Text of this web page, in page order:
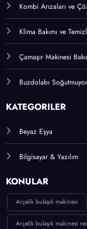
Kombi Arızaları ve
Klima Bakımı ve
Çamaşır Makinesi
Buzdolabı
KATEGORİLER
Beyaz Eşya
Bilgisayar & Yazılım
KONULAR
Arçelik bulaşık makinesi
Arçelik bulaşık makinesi